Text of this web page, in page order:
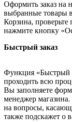
Оформить заказ на
выбранные товары
Корзина, проверьте
нажмите кнопку
Быстрый заказ
Функция «Быстрый
проходить всю
Вы заполняете
менеджер магазина.
на вопросы,
также подскажет о